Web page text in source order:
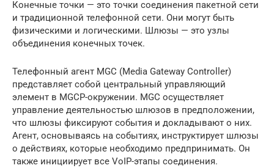
Конечные точки — это точки соединения пакетной сети
и традиционной телефонной сети. Они могут быть
физическими и логическими. Шлюзы — это узлы
объединения конечных точек.
Телефонный агент MGC (Media Gateway Controller)
представляет собой центральный управляющий
элемент в MGCP-окружении. MGC осуществляет
управление деятельностью шлюзов в предположении,
что шлюзы фиксируют события и докладывают о них.
Агент, основываясь на событиях, инструктирует шлюзы
о действиях, которые необходимо предпринимать. Он
также инициирует все VoIP-этапы соединения.